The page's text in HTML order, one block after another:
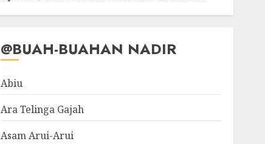
@BUAH-BUAHAN NADIR
Abiu
Ara Telinga Gajah
Asam Arui-Arui